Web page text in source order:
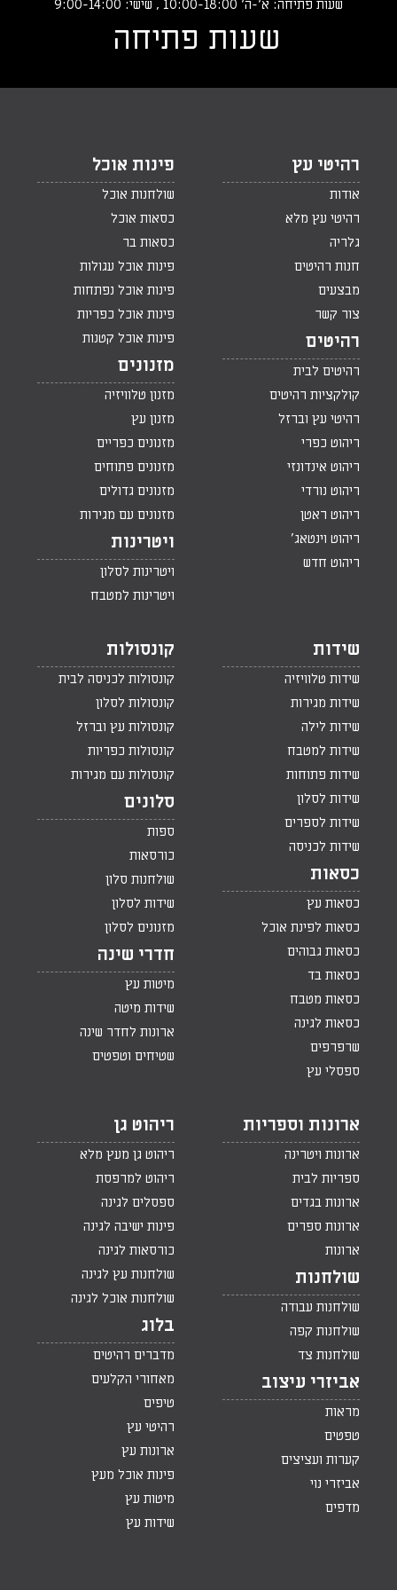
שעות פתיחה: א‘-ה‘ 10:00-18:00 , שישי: 9:00-14:00
שעות פתיחה
רהיטי עץ
אודות
רהיטי עץ מלא
גלריה
חנות רהיטים
מבצעים
צור קשר
רהיטים
רהיטים לבית
קולקציות רהיטים
רהיטי עץ וברזל
ריהוט כפרי
ריהוט אינדונזי
ריהוט נורדי
ריהוט ראטן
ריהוט וינטאג'
ריהוט חדש
פינות אוכל
שולחנות אוכל
כסאות אוכל
כסאות בר
פינות אוכל עגולות
פינות אוכל נפתחות
פינות אוכל כפריות
פינות אוכל קטנות
מזנונים
מזנון טלוויזיה
מזנון עץ
מזנונים כפריים
מזנונים פתוחים
מזנונים גדולים
מזנונים עם מגירות
ויטרינות
ויטרינות לסלון
ויטרינות למטבח
שידות
שידות טלוויזיה
שידות מגירות
שידות לילה
שידות למטבח
שידות פתוחות
שידות לסלון
שידות לספרים
שידות לכניסה
כסאות
כסאות עץ
כסאות לפינת אוכל
כסאות גבוהים
כסאות בד
כסאות מטבח
כסאות לגינה
שרפרפים
ספסלי עץ
קונסולות
קונסולות לכניסה לבית
קונסולות לסלון
קונסולות עץ וברזל
קונסולות כפריות
קונסולות עם מגירות
סלונים
ספות
כורסאות
שולחנות סלון
שידות לסלון
מזנונים לסלון
חדרי שינה
מיטות עץ
שידות מיטה
ארונות לחדר שינה
שטיחים וטפטים
ארונות וספריות
ארונות ויטרינה
ספריות לבית
ארונות בגדים
ארונות ספרים
ארונות
שולחנות
שולחנות עבודה
שולחנות קפה
שולחנות צד
אביזרי עיצוב
מראות
טפטים
קערות ועציצים
אביזרי נוי
מדפים
ריהוט גן
ריהוט גן מעץ מלא
ריהוט למרפסת
ספסלים לגינה
פינות ישיבה לגינה
כורסאות לגינה
שולחנות עץ לגינה
שולחנות אוכל לגינה
בלוג
מדברים רהיטים
מאחורי הקלעים
טיפים
רהיטי עץ
ארונות עץ
פינות אוכל מעץ
מיטות עץ
שידות עץ